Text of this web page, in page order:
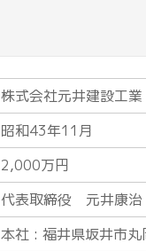
株式会社元井建設工業
昭和43年11月
2,000万円
代表取締役 元井康治
本社 : 福井県坂井市